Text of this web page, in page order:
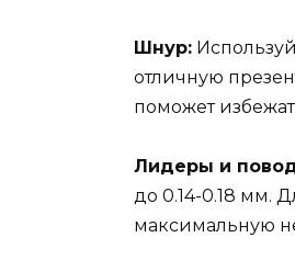
Шнур:
отличную
поможет
Лидеры и
до 0.14-0.18 мм.
максимальную